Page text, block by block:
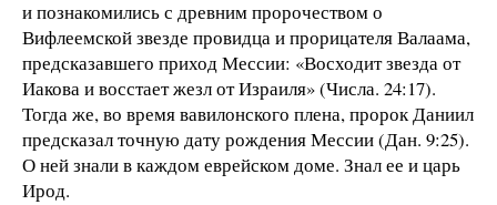
и познакомились с древним пророчеством о
Вифлеемской звезде провидца и прорицателя Валаама,
предсказавшего приход Мессии: «Восходит звезда от
Иакова и восстает жезл от Израиля» (Числа. 24:17).
Тогда же, во время вавилонского плена, пророк Даниил
предсказал точную дату рождения Мессии (Дан. 9:25).
О ней знали в каждом еврейском доме. Знал ее и царь
Ирод.